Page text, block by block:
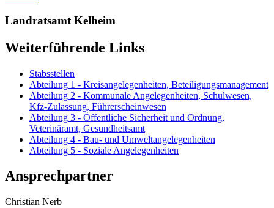
Landratsamt Kelheim
Weiterführende Links
Stabsstellen
Abteilung 1 - Kreisangelegenheiten, Beteiligungsmanagement
Abteilung 2 - Kommunale Angelegenheiten, Schulwesen,
Kfz-Zulassung, Führerscheinwesen
Abteilung 3 - Öffentliche Sicherheit und Ordnung,
Veterinäramt, Gesundheitsamt
Abteilung 4 - Bau- und Umweltangelegenheiten
Abteilung 5 - Soziale Angelegenheiten
Ansprechpartner
Christian Nerb